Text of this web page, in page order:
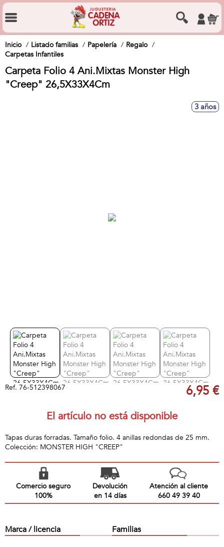
Inicio Listado familias Papelería
Regalo
Carpetas Infantiles
Carpeta Folio 4 Ani.Mixtas Monster High
"Creep" 26,5X33X4Cm
3 años
Ref. 76-512398067 6,95 €
El artículo no está disponible
Tapas duras forradas. Tamaño folio. 4 anillas redondas de 25 mm.
Colección: MONSTER HIGH "CREEP"
Comercio seguro
100%
Devolución
en 14 días
Atención al cliente
660 49 39 40
Marca / licencia Familias